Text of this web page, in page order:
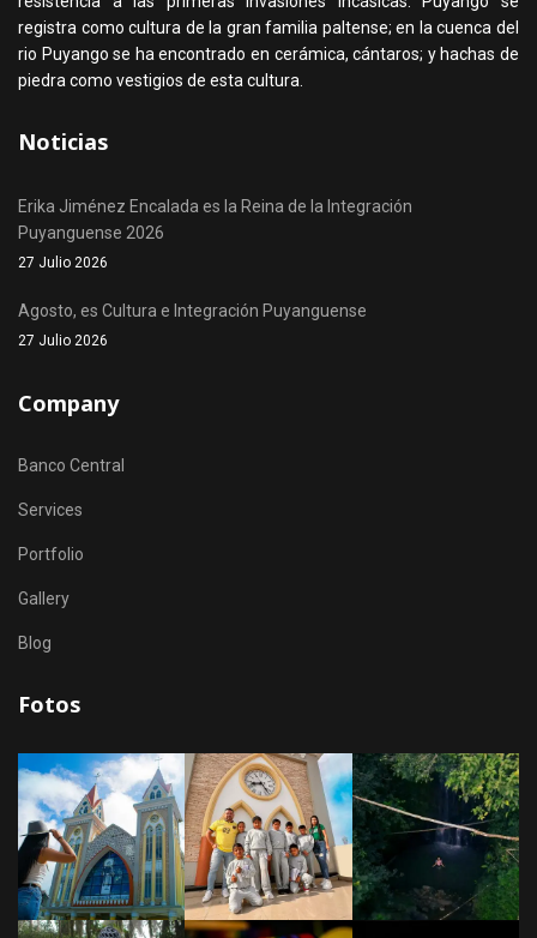
registra como cultura de la gran familia paltense; en la cuenca del
rio Puyango se ha encontrado en cerámica, cántaros; y hachas de
piedra como vestigios de esta cultura.
Noticias
Erika Jiménez Encalada es la Reina de la Integración
Puyanguense 2026
27 Julio 2026
Agosto, es Cultura e Integración Puyanguense
27 Julio 2026
Company
Banco Central
Services
Portfolio
Gallery
Blog
Fotos